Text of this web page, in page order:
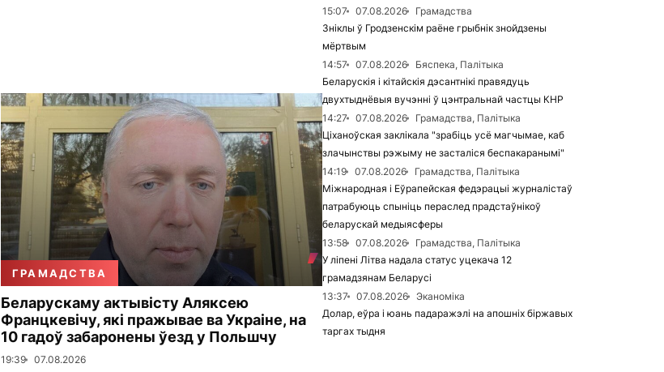
ГРАМАДСТВА
Беларускаму актывісту Аляксею
Францкевічу, які пражывае ва Украіне, на
10 гадоў забаронены ўезд у Польшчу
19:39 07.08.2026
15:07
07.08.2026
Грамадства
Зніклы ў Гродзенскім раёне грыбнік знойдзены
мёртвым
14:57
07.08.2026
Бяспека, Палітыка
Беларускія і кітайскія дэсантнікі правядуць
двухтыднёвыя вучэнні ў цэнтральнай частцы КНР
14:27
07.08.2026
Грамадства, Палітыка
Ціханоўская заклікала "зрабіць усё магчымае, каб
злачынствы рэжыму не засталіся беспакаранымі"
14:19
07.08.2026
Грамадства, Палітыка
Міжнародная і Еўрапейская федэрацыі журналістаў
патрабуюць спыніць пераслед прадстаўнікоў
беларускай медыясферы
13:58
07.08.2026
Грамадства, Палітыка
У ліпені Літва надала статус уцекача 12
грамадзянам Беларусі
13:37
07.08.2026
Эканоміка
Долар, еўра і юань падаражэлі на апошніх біржавых
таргах тыдня